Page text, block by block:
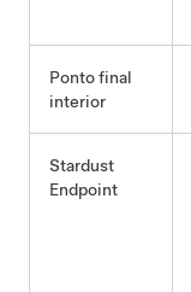
Ponto final
interior
Stardust
Endpoint